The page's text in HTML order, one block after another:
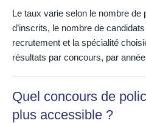
Le taux varie selon le nombre
d’inscrits, le nombre de
recrutement et la spécialité
résultats par concours, par
Quel concours de
plus accessible ?